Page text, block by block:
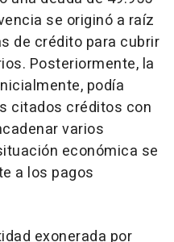
se originó a raíz
de crédito para cubrir
Posteriormente, la
podía
citados créditos con
varios
económica se
a los pagos
exonerada por